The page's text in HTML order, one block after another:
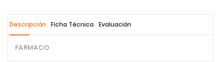
Descripción Ficha Técnica Evaluación
FARMACO